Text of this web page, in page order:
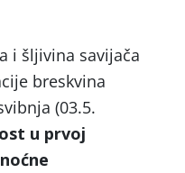
i šljivina savijača
breskvina
(03.5.
u prvoj